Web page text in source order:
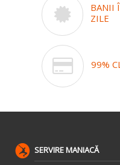
BANII
ZILE
99%
SERVIRE MANIACĂ